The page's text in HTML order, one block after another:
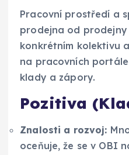
Pracovní prostředí a
prodejna od prodejny
konkrétním kolektivu
na pracovních
klady a zápory.
Pozitiva
Znalosti a rozvoj:
oceňuje, že se v OBI